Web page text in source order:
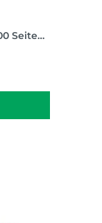
Seiten